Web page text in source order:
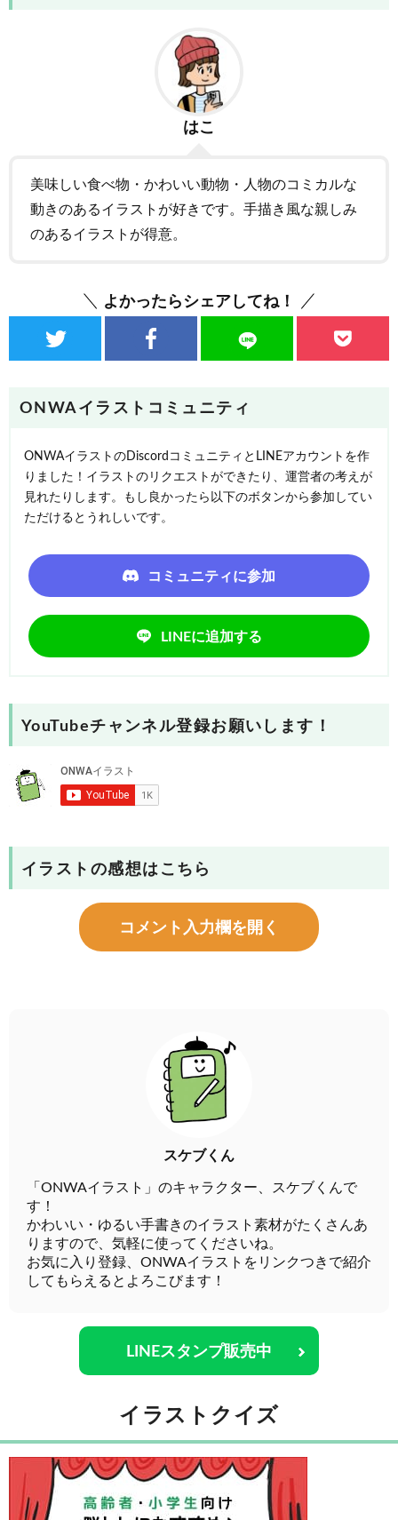
はこ
美味しい食べ物・かわいい動物・人物のコミカルな
動きのあるイラストが好きです。手描き風な親しみ
のあるイラストが得意。
よかったらシェアしてね！
ONWAイラストコミュニティ
ONWAイラストのDiscordコミュニティとLINEアカウントを作
りました！イラストのリクエストができたり、運営者の考えが
見れたりします。もし良かったら以下のボタンから参加してい
ただけるとうれしいです。
コミュニティに参加
LINEに追加する
YouTubeチャンネル登録お願いします！
イラストの感想はこちら
コメント入力欄を開く
スケブくん
「ONWAイラスト」のキャラクター、スケブくんで
す！
かわいい・ゆるい手書きのイラスト素材がたくさんあ
りますので、気軽に使ってくださいね。
お気に入り登録、ONWAイラストをリンクつきで紹介
してもらえるとよろこびます！
LINEスタンプ販売中
イラストクイズ